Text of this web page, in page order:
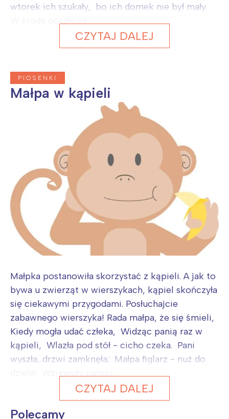
wtorek ich szukały, bo ich domek nie był mały.
CZYTAJ DALEJ
PIOSENKI
Małpa w kąpieli
Małpka postanowiła skorzystać z kąpieli. A jak to
bywa u zwierząt w wierszykach, kąpiel skończyła
się ciekawymi przygodami. Posłuchajcie
zabawnego wierszyka! Rada małpa, że się śmieli,
Kiedy mogła udać człeka, Widząc panią raz w
kąpieli, Wlazła pod stół - cicho czeka. Pani
wyszła, drzwi zamknęła; Małpa figlarz - nuż do
CZYTAJ DALEJ
Polecamy